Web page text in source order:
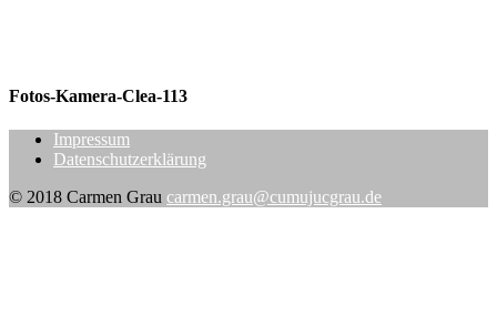
Fotos-Kamera-Clea-113
Impressum
Datenschutzerklärung
© 2018 Carmen Grau carmen.grau@cumujucgrau.de